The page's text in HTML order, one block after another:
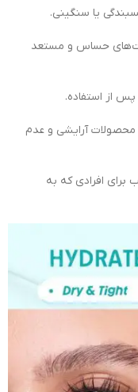
یا سنگینی.
حساس و مستعد
از استفاده.
محصولات آرایشی و عدم
برای افرادی که به